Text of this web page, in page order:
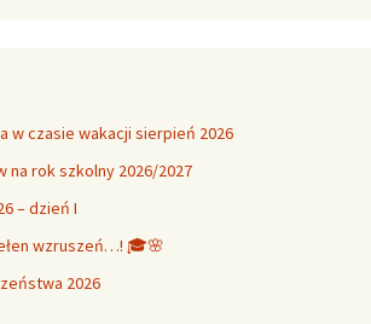
w czasie wakacji sierpień 2026
na rok szkolny 2026/2027
– dzień I
wzruszeń…! 🎓🌸
2026